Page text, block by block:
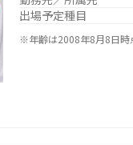
出場予定種目
※年齢は2008年8月8日時